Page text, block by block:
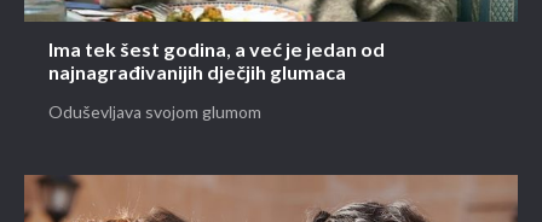
Ima tek šest godina, a već je jedan od
najnagrađivanijih dječjih glumaca
Oduševljava svojom glumom